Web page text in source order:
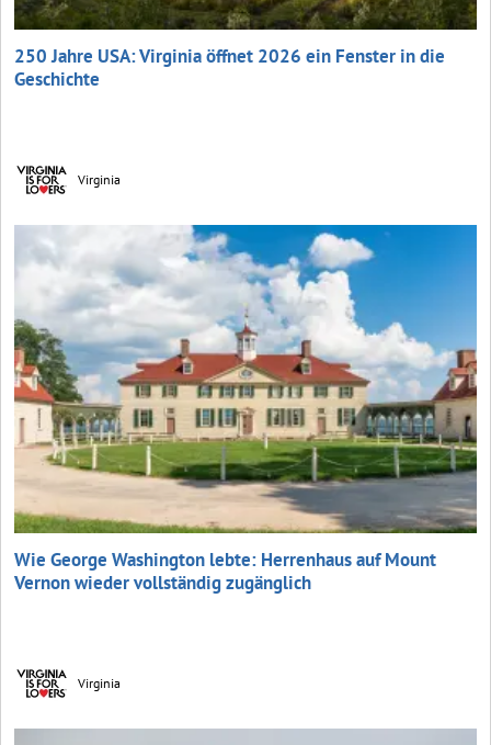
250 Jahre USA: Virginia öffnet 2026 ein Fenster in die
Geschichte
Virginia
Wie George Washington lebte: Herrenhaus auf Mount
Vernon wieder vollständig zugänglich
Virginia